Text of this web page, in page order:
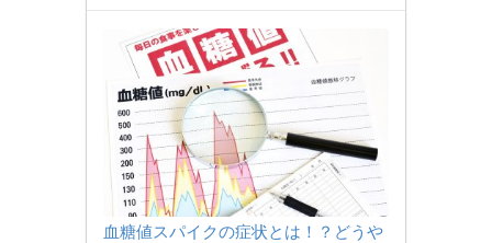
血糖値スパイクの症状とは！？どうや